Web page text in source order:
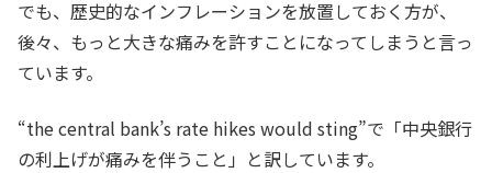
でも、歴史的なインフレーションを放置しておく方が、
後々、もっと大きな痛みを許すことになってしまうと言っ
ています。
“the central bank’s rate hikes would sting”で「中央銀行
の利上げが痛みを伴うこと」と訳しています。